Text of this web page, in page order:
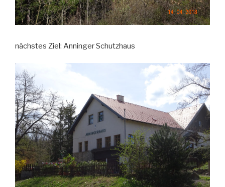
nächstes Ziel: Anninger Schutzhaus